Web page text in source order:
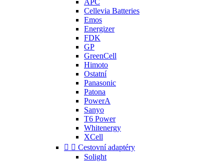
Cellevia Batteries
Emos
Energizer
FDK
GP
GreenCell
Himoto
Ostatní
Panasonic
Patona
PowerA
Sanyo
T6 Power
Whitenergy
XCell
  Cestovní adaptéry
Solight